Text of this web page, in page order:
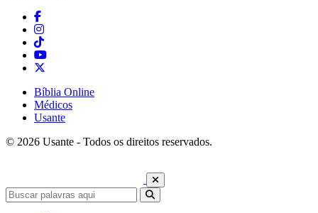
Bíblia Online
Médicos
Usante
© 2026 Usante - Todos os direitos reservados.